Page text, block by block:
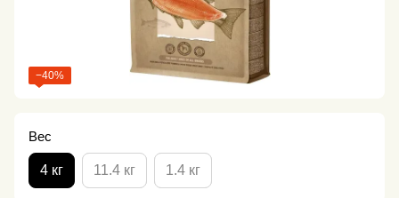
−40%
Вес
4 кг 11.4 кг 1.4 кг